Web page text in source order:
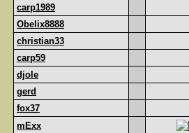
carp1989
Obelix8888
christian33
carp59
djole
gerd
fox37
mExx